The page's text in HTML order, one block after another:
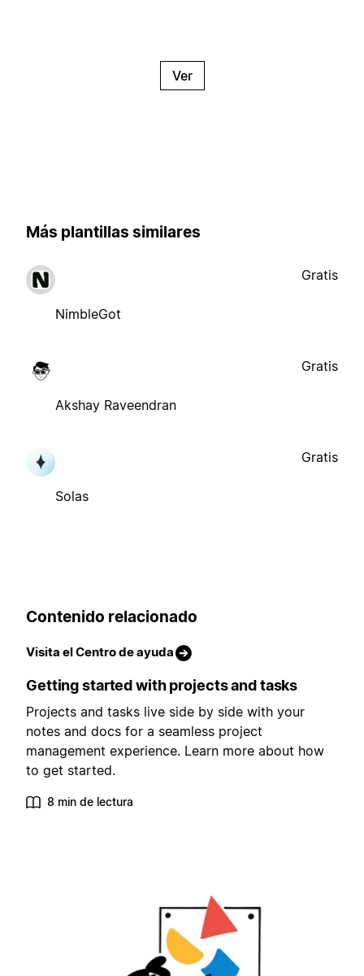
Ver
Más plantillas similares
NimbleGot
Gratis
Akshay Raveendran
Gratis
Solas
Gratis
Contenido relacionado
Visita el Centro de ayuda
Getting started with projects and tasks
Projects and tasks live side by side with your
notes and docs for a seamless project
management experience. Learn more about how
to get started.
8 min de lectura